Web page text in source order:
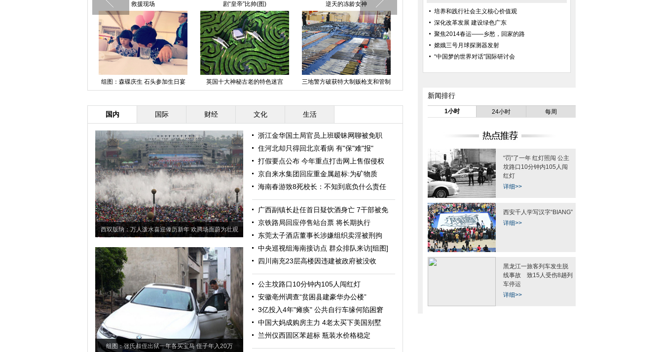
欢腾场面蔚为壮观
恩爱照
打 乘客无语了
中央巡视组海南接访点 群众排队
来访[组图]
图片故事：90后入殓师只为留下
永恒美丽
南京“弃婴岛”三夜蹲守记
国内 国际 财经 文化 生活
西双版纳：万人泼水喜迎傣历新年 欢腾场面蔚为壮观
组图：张氏叔侄出狱一年各买宝马 侄子年入20万
浙江金华国土局官员上班暧昧网聊被免职
住河北却只得回北京看病 有"保"难"报"
打假要点公布 今年重点打击网上售假侵权
京自来水集团回应重金属超标:为矿物质
海南春游致8死校长：不知到底负什么责任
广西副镇长赴任首日疑饮酒身亡 7干部被免
京铁路局回应停售站台票 将长期执行
东莞太子酒店董事长涉嫌组织卖淫被刑拘
中央巡视组海南接访点 群众排队来访[组图]
四川南充23层高楼因违建被政府被没收
公主坟路口10分钟内105人闯红灯
安徽亳州调查“贫困县建豪华办公楼”
3亿投入4年"瘫痪" 公共自行车缘何陷困窘
中国大妈成购房主力 4老太买下美国别墅
兰州仅西固区苯超标 瓶装水价格稳定
培养和践行社会主义核心价值观
深化改革发展 建设绿色广东
聚焦2014春运——乡愁，回家的路
嫦娥三号月球探测器发射
“中国梦的世界对话”国际研讨会
新闻排行
1小时 24小时 每周
“罚”了一年 红灯照闯 公主
坟路口10分钟内105人闯
红灯
详细>>
西安千人学写汉字“BIANG”
详细>>
黑龙江一旅客列车发生脱
线事故 致15人受伤8趟列
车停运
详细>>